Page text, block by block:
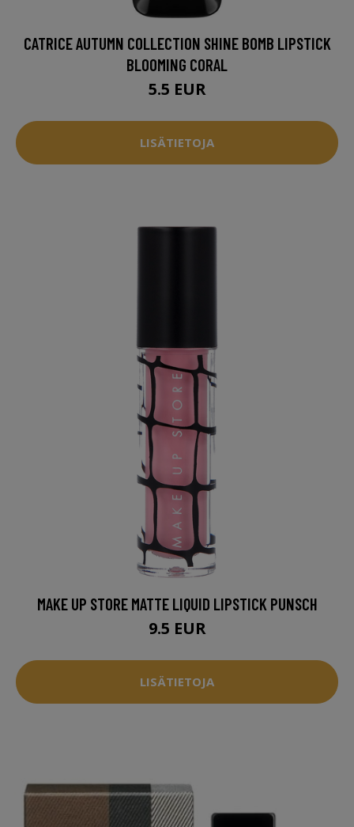
CATRICE AUTUMN COLLECTION SHINE BOMB LIPSTICK
BLOOMING CORAL
5.5 EUR
LISÄTIETOJA
MAKE UP STORE MATTE LIQUID LIPSTICK PUNSCH
9.5 EUR
LISÄTIETOJA